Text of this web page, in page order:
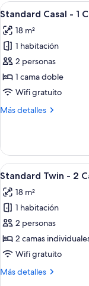
2
Solteiro
Ver
todas
las
fotos
de
Standard
Casal
1
6
Standard Casal - 1
18 m²
1 habitación
2 personas
1 cama doble
Wifi gratuito
Más detalles
Más
Casal
1
Casal
Ver
todas
las
fotos
de
Standard
Twin
2
7
Standard Twin - 2
18 m²
1 habitación
2 personas
2 camas
Wifi gratuito
Más detalles
Más